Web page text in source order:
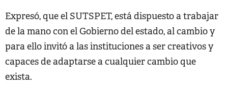
Expresó, que el SUTSPET, está dispuesto a trabajar
de la mano con el Gobierno del estado, al cambio y
para ello invitó a las instituciones a ser creativos y
capaces de adaptarse a cualquier cambio que
exista.